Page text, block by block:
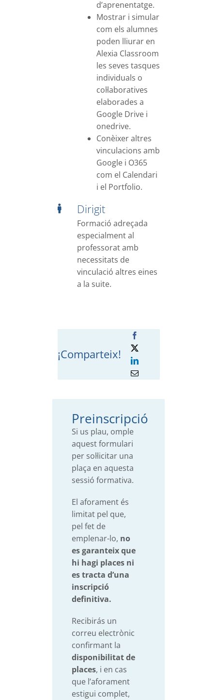
d’aprenentatge.
Mostrar i simular
com els alumnes
poden lliurar en
Alexia Classroom
les seves tasques
individuals o
col·laboratives
elaborades a
Google Drive i
onedrive.
Conèixer altres
vinculacions amb
Google i O365
com el Calendari
i el Portfolio.
Dirigit
Formació adreçada
especialment al
professorat amb
necessitats de
vinculació altres eines
a la suite.
¡Comparteix!
Preinscripció
Si us plau, omple
aquest formulari
per sol·licitar una
plaça en aquesta
sessió formativa.
El aforament és
limitat pel que,
pel fet de
emplenar-lo, no
es garanteix que
hi hagi places ni
es tracta d’una
inscripció
definitiva.
Recibirás un
correu electrònic
confirmant la
disponibilitat de
places, i en cas
que l’aforament
estigui complet,